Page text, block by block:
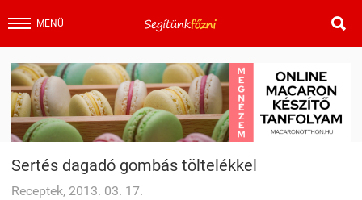
MENÜ 
Sertés dagadó gombás töltelékkel
Receptek, 2013. 03. 17.